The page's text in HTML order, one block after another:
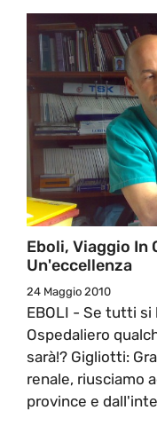
Eboli, Viaggio In
Un'eccellenza
24 Maggio 2010
EBOLI - Se tutti
Ospedaliero
sarà!? Gigliotti:
renale, riusciamo
province e